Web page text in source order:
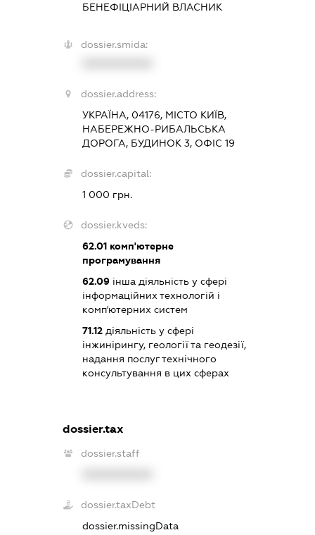
БЕНЕФІЦІАРНИЙ ВЛАСНИК
dossier.smida:
dossier.address:
УКРАЇНА, 04176, МІСТО КИЇВ,
НАБЕРЕЖНО-РИБАЛЬСЬКА
ДОРОГА, БУДИНОК 3, ОФІС 19
dossier.capital:
1 000 грн.
dossier.kveds:
62.01 комп'ютерне
програмування
62.09 інша діяльність у сфері
інформаційних технологій і
комп'ютерних систем
71.12 діяльність у сфері
інжинірингу, геології та геодезії,
надання послуг технічного
консультування в цих сферах
dossier.tax
dossier.staff
dossier.taxDebt
dossier.missingData